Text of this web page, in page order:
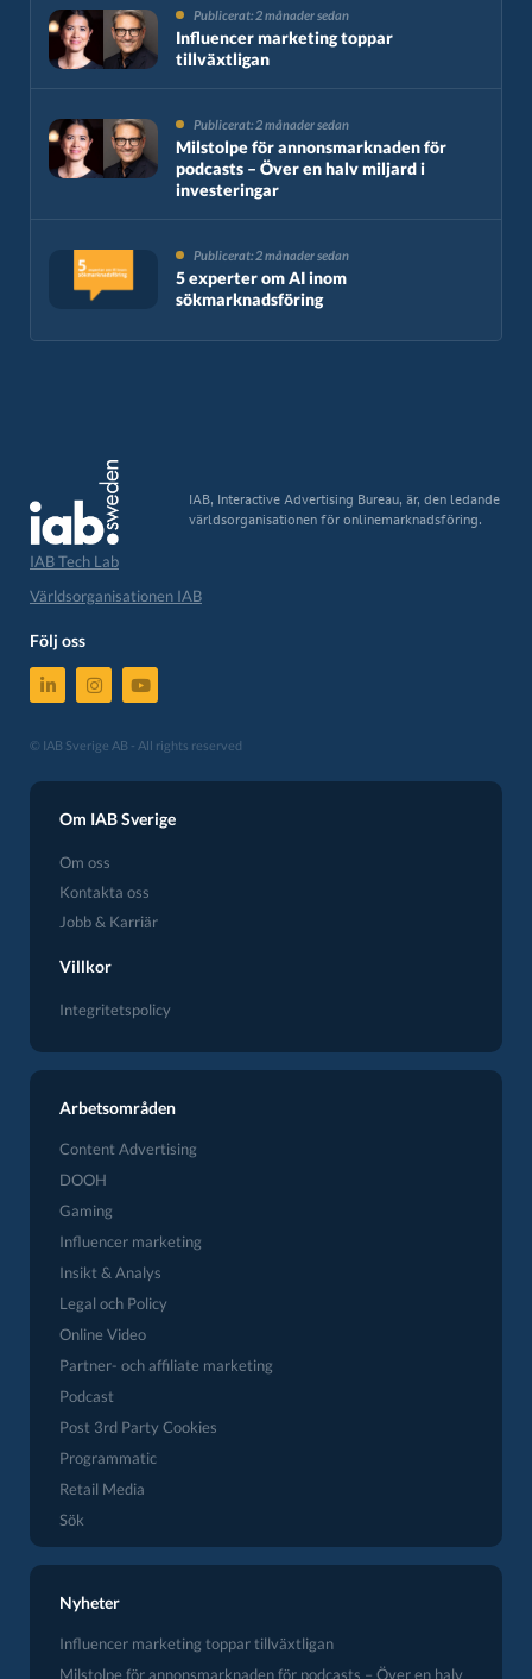
Publicerat: 2 månader sedan
Influencer marketing toppar
tillväxtligan
Publicerat: 2 månader sedan
Milstolpe för annonsmarknaden för
podcasts – Över en halv miljard i
investeringar
Publicerat: 2 månader sedan
5 experter om AI inom
sökmarknadsföring
IAB, Interactive Advertising Bureau, är, den ledande
världsorganisationen för onlinemarknadsföring.
IAB Tech Lab
Världsorganisationen IAB
Följ oss
© IAB Sverige AB - All rights reserved
Om IAB Sverige
Om oss
Kontakta oss
Jobb & Karriär
Villkor
Integritetspolicy
Arbetsområden
Content Advertising
DOOH
Gaming
Influencer marketing
Insikt & Analys
Legal och Policy
Online Video
Partner- och affiliate marketing
Podcast
Post 3rd Party Cookies
Programmatic
Retail Media
Sök
Nyheter
Influencer marketing toppar tillväxtligan
Milstolpe för annonsmarknaden för podcasts – Över en halv